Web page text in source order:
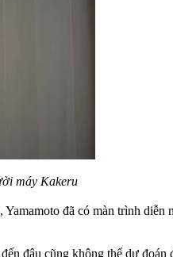
máy Kakeru
đã có màn trình
đâu cũng không thể dự đoán